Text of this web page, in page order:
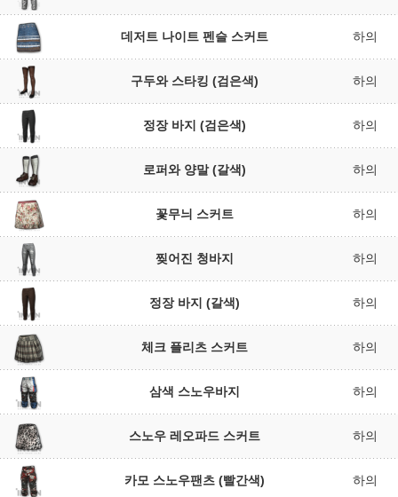
데저트 나이트 펜슬 스커트 하의
구두와 스타킹 (검은색) 하의
정장 바지 (검은색) 하의
로퍼와 양말 (갈색) 하의
꽃무늬 스커트 하의
찢어진 청바지 하의
정장 바지 (갈색) 하의
체크 플리츠 스커트 하의
삼색 스노우바지 하의
스노우 레오파드 스커트 하의
카모 스노우팬츠 (빨간색) 하의